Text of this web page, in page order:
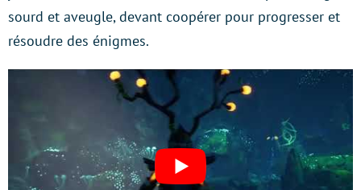
sourd et aveugle, devant coopérer pour progresser et
résoudre des énigmes.